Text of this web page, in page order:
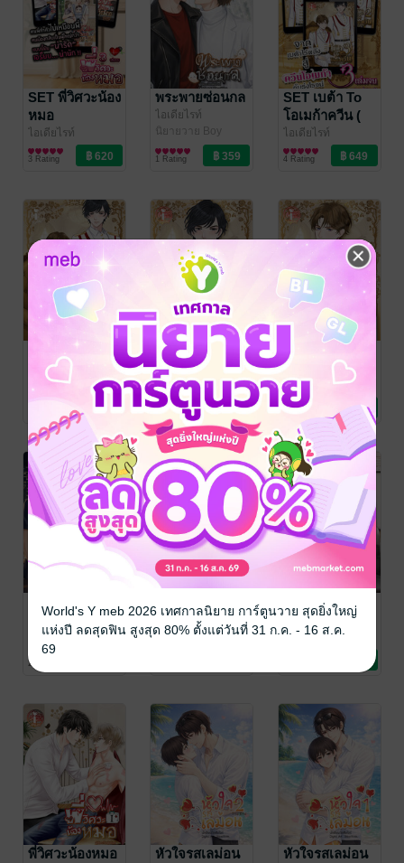
SET พี่วิศวะน้อง
หมอ
ไอเดียไรท์
นิยายวาย Boy
Love / Yaoi
3 Rating
พระพายซ่อนกล
ไอเดียไรท์
นิยายวาย Boy
Love / Yaoi
1 Rating
SET เบต้า To
โอเมก้าควีน (
ชุด 3 เล่มจบ)
ไอเดียไรท์
นิยายวาย Boy
Love / Yaoi
4 Rating
เบต้า To โอเม
ก้าควีน เล่ม 3
(จบ)
ไอเดียไรท์
นิยายวาย Boy
Love / Yaoi
เบต้า To โอเม
ก้าควีน เล่ม 2
ไอเดียไรท์
นิยายวาย Boy
Love / Yaoi
3 Rating
เบต้า To โอเม
ก้าควีน เล่ม 1
ไอเดียไรท์
นิยายวาย Boy
Love / Yaoi
3 Rating
ไอเดียไรท์
นิยายวาย Boy
Love / Yaoi
2 Rating
เล่ม 3 [3เล่มจบ]
ไอเดียไรท์
Love / Yaoi
พี่วิศวะน้องหมอ
เล่ม 2 [3เล่มจบ]
ไอเดียไรท์
Love / Yaoi
พี่วิศวะน้องหมอ
หัวใจรสเลม่อน
หัวใจรสเลม่อน
World's Y meb 2026 เทศกาลนิยาย การ์ตูนวาย สุดยิ่งใหญ่
แห่งปี ลดสุดฟิน สูงสุด 80% ตั้งแต่วันที่ 31 ก.ค. - 16 ส.ค.
69